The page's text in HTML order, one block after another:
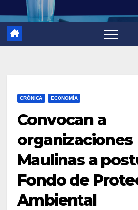
CRÓNICA ECONOMÍA
Convocan a
organizaciones
Maulinas a
Fondo de
Ambiental